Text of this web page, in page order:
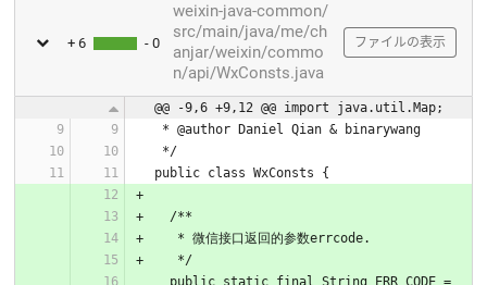
+ 6 - 0
weixin-java-common/
src/main/java/me/ch
anjar/weixin/commo
n/api/WxConsts.java
ファイルの表示
@@ -9,6 +9,12 @@ import java.util.Map;
* @author Daniel Qian & binarywang
*/
public class WxConsts {
  /**
   * 微信接口返回的参数errcode.
   */